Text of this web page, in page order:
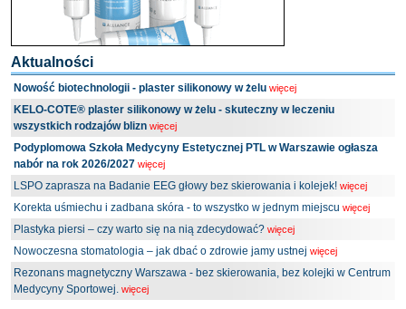
Aktualności
Nowość biotechnologii - plaster silikonowy w żelu więcej
KELO-COTE® plaster silikonowy w żelu - skuteczny w leczeniu
wszystkich rodzajów blizn więcej
Podyplomowa Szkoła Medycyny Estetycznej PTL w Warszawie ogłasza
nabór na rok 2026/2027 więcej
LSPO zaprasza na Badanie EEG głowy bez skierowania i kolejek! więcej
Korekta uśmiechu i zadbana skóra - to wszystko w jednym miejscu więcej
Plastyka piersi – czy warto się na nią zdecydować? więcej
Nowoczesna stomatologia – jak dbać o zdrowie jamy ustnej więcej
Rezonans magnetyczny Warszawa - bez skierowania, bez kolejki w Centrum
Medycyny Sportowej. więcej